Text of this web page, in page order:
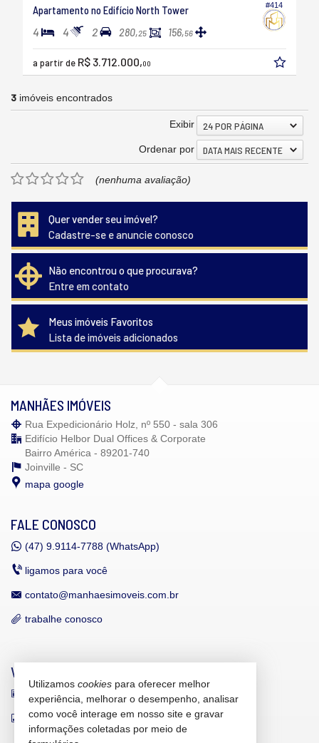
#414
Apartamento no Edifício North Tower
4 4 2 280,25 156,56
a partir de R$ 3.712.000,00
3 imóveis encontrados
Exibir 24 POR PÁGINA
Ordenar por DATA MAIS RECENTE
(nenhuma avaliação)
Quer vender seu imóvel?
Cadastre-se e anuncie conosco
Não encontrou o que procurava?
Entre em contato
Meus imóveis Favoritos
Lista de imóveis adicionados
MANHÃES IMÓVEIS
Rua Expedicionário Holz, nº 550 - sala 306
Edifício Helbor Dual Offices & Corporate
Bairro América - 89201-740
Joinville - SC
mapa google
FALE CONOSCO
(47) 9.9114-7788 (WhatsApp)
ligamos para você
contato@manhaesimoveis.com.br
trabalhe conosco
VEJA MAIS
receba nosso newsletter
indicadores financeiros
Utilizamos cookies para oferecer melhor
experiência, melhorar o desempenho, analisar
como você interage em nosso site e gravar
informações coletadas por meio de